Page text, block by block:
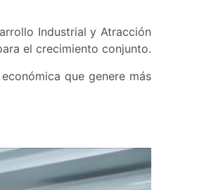
Industrial y Atracción
el crecimiento conjunto.
que genere más